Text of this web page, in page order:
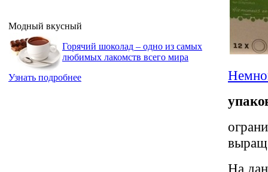
Модный вкусный
Горячий шоколад – одно из самых
любимых лакомств всего мира
Узнать подробнее
На